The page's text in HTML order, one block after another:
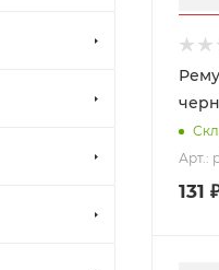
Арт.:
131